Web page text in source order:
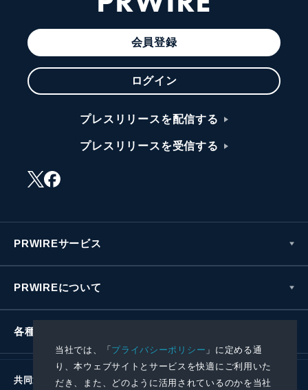
当社では、「プライバシーポリシー 」に定める通
り、本ウェブサイトとサービスを快適にご利用いた
だき、また、どのように活用されているのかを当社
会員登録
ログイン
プレスリリースを配信する
プレスリリースを受信する
PRWIREサービス
PRWIREについて
各種お問い合わせ
共同通信社グループ